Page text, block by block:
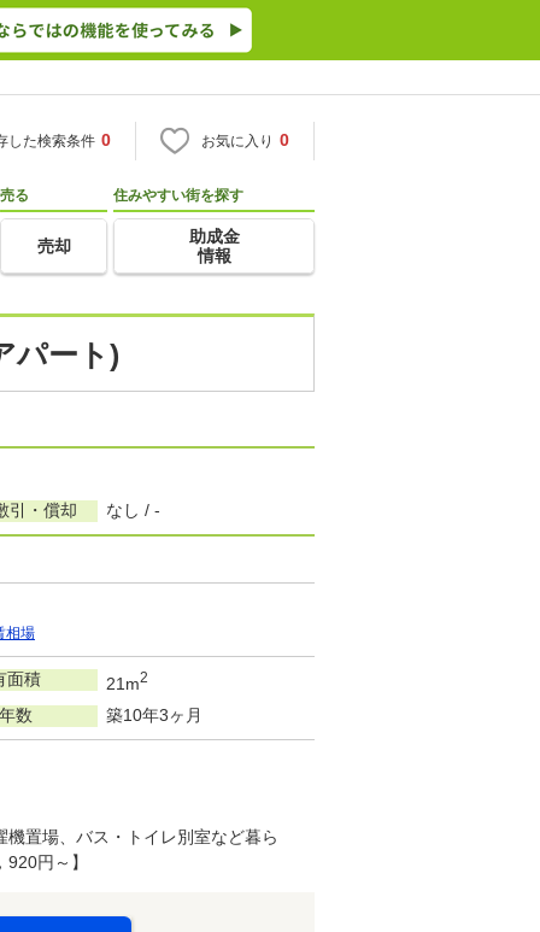
した検索条件 0 お気に入り 0
売る
売却
住みやすい街を探す
助成金
情報
パート)
引・償却 なし / -
相場
面積 21m2
数 築10年3ヶ月
置場、バス・トイレ別室など暮ら
円～】